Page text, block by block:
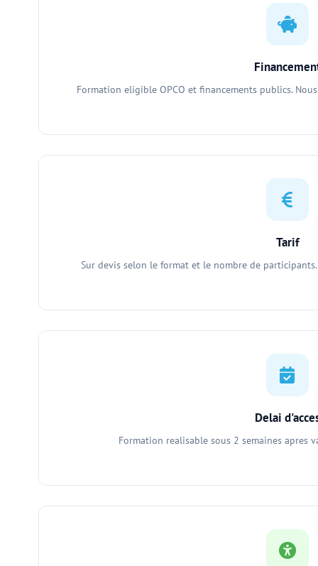
Formation eligible OPCO et financements publics.
Tarif
Sur devis selon le format et le nombre de
Delai
Formation realisable sous 2 semaines apres